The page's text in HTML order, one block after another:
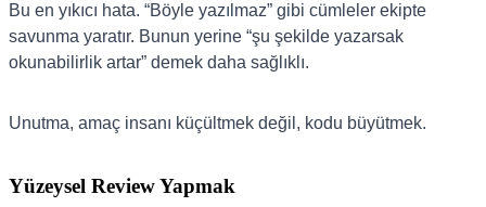
Bu en yıkıcı hata. “Böyle yazılmaz” gibi cümleler ekipte
savunma yaratır. Bunun yerine “şu şekilde yazarsak
okunabilirlik artar” demek daha sağlıklı.
Unutma, amaç insanı küçültmek değil, kodu büyütmek.
Yüzeysel Review Yapmak